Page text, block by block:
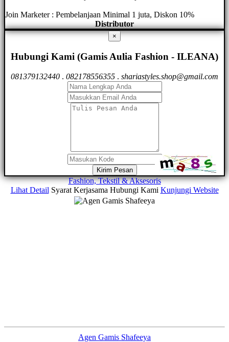
Join Marketer : Pembelanjaan Minimal 1 juta, Diskon 10%
Distributor
×
Hubungi Kami (Gamis Aulia Fashion - ILEANA)
081379132440 . 082178556355 . shariastyles.shop@gmail.com
Kirim Pesan
Fashion, Tekstil & Aksesoris
Lihat Detail Syarat Kerjasama Hubungi Kami Kunjungi Website
Agen Gamis Shafeeya